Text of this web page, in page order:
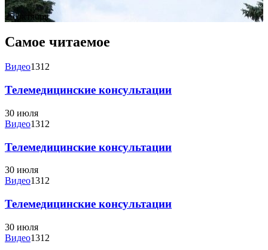
25 октября
Самое читаемое
Видео1312
Телемедицинские консультации
30 июля
Видео1312
Телемедицинские консультации
30 июля
Видео1312
Телемедицинские консультации
30 июля
Видео1312